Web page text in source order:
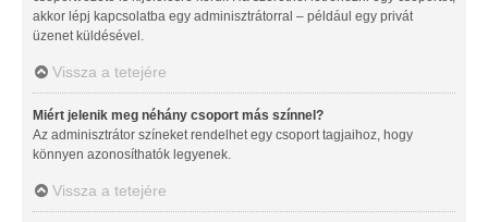
akkor lépj kapcsolatba egy adminisztrátorral – például egy privát
üzenet küldésével.
Vissza a tetejére
Miért jelenik meg néhány csoport más színnel?
Az adminisztrátor színeket rendelhet egy csoport tagjaihoz, hogy
könnyen azonosíthatók legyenek.
Vissza a tetejére